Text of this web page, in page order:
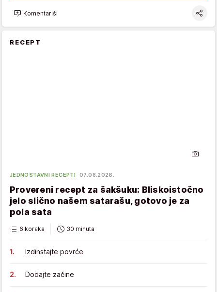
Komentariši
RECEPT
JEDNOSTAVNI RECEPTI 07.08.2026.
Provereni recept za šakšuku: Bliskoistočno
jelo slično našem satarašu, gotovo je za
pola sata
6 koraka 30 minuta
Izdinstajte povrće
Dodajte začine